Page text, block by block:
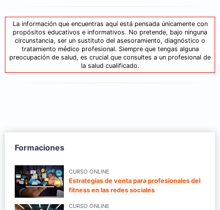
La información que encuentras aquí está pensada únicamente con
propósitos educativos e informativos. No pretende, bajo ninguna
circunstancia, ser un sustituto del asesoramiento, diagnóstico o
tratamiento médico profesional. Siempre que tengas alguna
preocupación de salud, es crucial que consultes a un profesional de
la salud cualificado.
Formaciones
CURSO ONLINE
Estrategias de venta para profesionales del
fitness en las redes sociales
CURSO ONLINE